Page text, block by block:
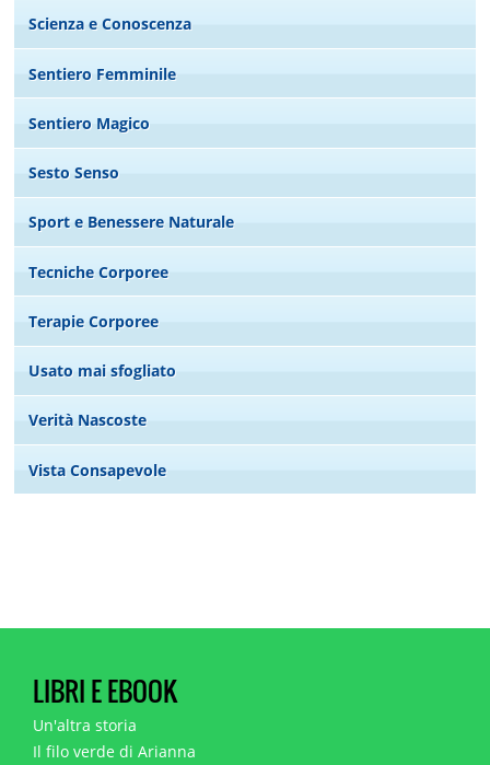
Scienza e Conoscenza
Sentiero Femminile
Sentiero Magico
Sesto Senso
Sport e Benessere Naturale
Tecniche Corporee
Terapie Corporee
Usato mai sfogliato
Verità Nascoste
Vista Consapevole
LIBRI E EBOOK
Un'altra storia
Il filo verde di Arianna